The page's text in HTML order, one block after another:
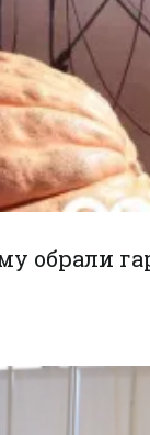
обрали